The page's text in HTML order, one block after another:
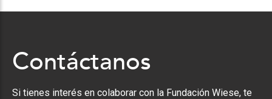
Contáctanos
Si tienes interés en colaborar con la Fundación Wiese, te